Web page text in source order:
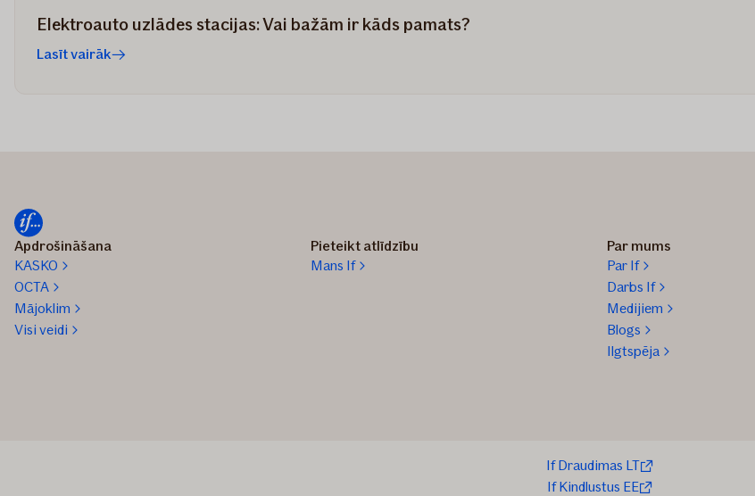
Elektroauto uzlādes stacijas: Vai bažām ir kāds pamats?
Lasīt vairāk
Apdrošināšana
KASKO
OCTA
Mājoklim
Visi veidi
Pieteikt atlīdzību
Mans If
Par mums
Par If
Darbs If
Medijiem
Blogs
Ilgtspēja
If Draudimas LT
If Kindlustus EE